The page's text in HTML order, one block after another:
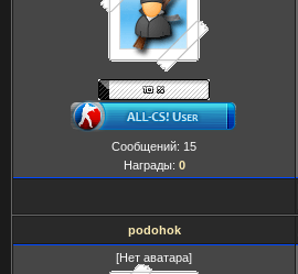
Сообщений: 15
Награды: 0
podohok
[Нет аватара]